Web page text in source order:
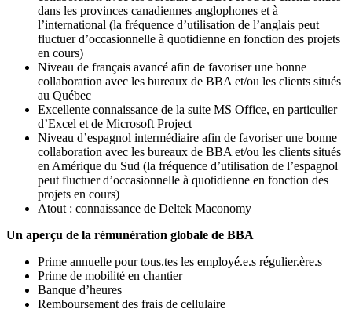
dans les provinces canadiennes anglophones et à
l’international (la fréquence d’utilisation de l’anglais peut
fluctuer d’occasionnelle à quotidienne en fonction des projets
en cours)
Niveau de français avancé afin de favoriser une bonne
collaboration avec les bureaux de BBA et/ou les clients situés
au Québec
Excellente connaissance de la suite MS Office, en particulier
d’Excel et de Microsoft Project
Niveau d’espagnol intermédiaire afin de favoriser une bonne
collaboration avec les bureaux de BBA et/ou les clients situés
en Amérique du Sud (la fréquence d’utilisation de l’espagnol
peut fluctuer d’occasionnelle à quotidienne en fonction des
projets en cours)
Atout : connaissance de Deltek Maconomy
Un aperçu de la rémunération globale de BBA
Prime annuelle pour tous.tes les employé.e.s régulier.ère.s
Prime de mobilité en chantier
Banque d’heures
Remboursement des frais de cellulaire